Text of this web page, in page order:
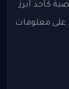
كأحد أبرز
على معلومات